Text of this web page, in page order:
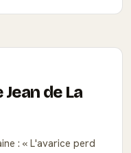
de La
:
L'avarice perd